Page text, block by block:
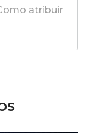
atribuir